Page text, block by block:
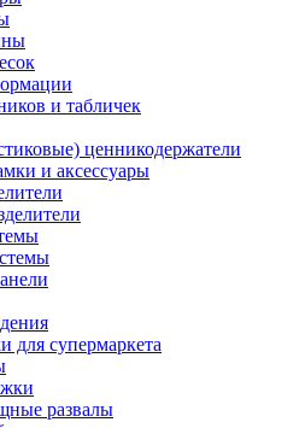
и табличек
ценникодержатели
и аксессуары
для супермаркета
развалы